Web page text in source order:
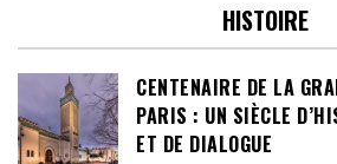
HISTOIRE
CENTENAIRE DE LA
PARIS : UN SIÈCLE
ET DE DIALOGUE